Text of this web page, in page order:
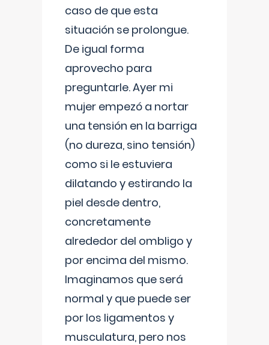
caso de que esta
situación se prolongue.
De igual forma
aprovecho para
preguntarle. Ayer mi
mujer empezó a nortar
una tensión en la barriga
(no dureza, sino tensión)
como si le estuviera
dilatando y estirando la
piel desde dentro,
concretamente
alrededor del ombligo y
por encima del mismo.
Imaginamos que será
normal y que puede ser
por los ligamentos y
musculatura, pero nos